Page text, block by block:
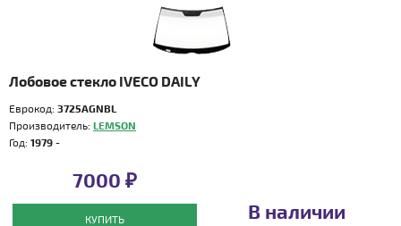
Лобовое стекло IVECO DAILY
Еврокод: 3725AGNBL
Производитель: LEMSON
Год: 1979 -
7000 ₽
КУПИТЬ В наличии